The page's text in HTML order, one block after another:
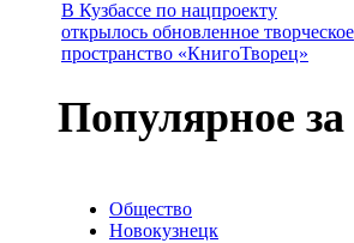
В Кузбассе по нацпроекту
открылось обновленное творческое
пространство «КнигоТворец»
Популярное
Общество
Новокузнецк